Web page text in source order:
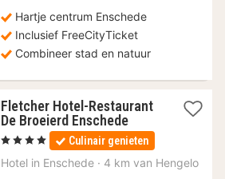
Hartje centrum Enschede
Inclusief FreeCityTicket
Combineer stad en natuur
Fletcher Hotel-Restaurant
De Broeierd Enschede1
nacht
vanaf
83
, 4 Sterren Culinair genieten
Hotel in Enschede · 4 km van Hengelo